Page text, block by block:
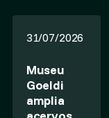
31/07/2026
Museu
Goeldi
amplia